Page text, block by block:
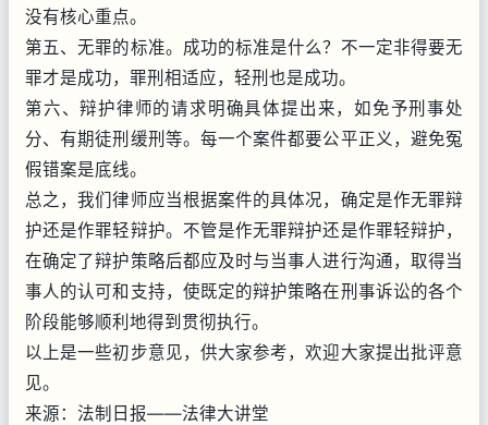
没有核心重点。
第五、无罪的标准。成功的标准是什么？不一定非得要无
罪才是成功，罪刑相适应，轻刑也是成功。
第六、辩护律师的请求明确具体提出来，如免予刑事处
分、有期徒刑缓刑等。每一个案件都要公平正义，避免冤
假错案是底线。
总之，我们律师应当根据案件的具体况，确定是作无罪辩
护还是作罪轻辩护。不管是作无罪辩护还是作罪轻辩护，
在确定了辩护策略后都应及时与当事人进行沟通，取得当
事人的认可和支持，使既定的辩护策略在刑事诉讼的各个
阶段能够顺利地得到贯彻执行。
以上是一些初步意见，供大家参考，欢迎大家提出批评意
见。
来源：法制日报——法律大讲堂